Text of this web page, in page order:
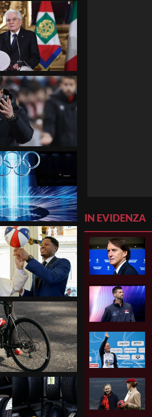
IN EVIDENZA